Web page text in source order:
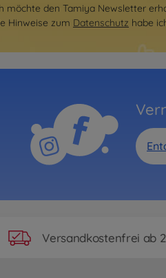
möchte den Tamiya Newsletter
Hinweise zum Datenschutz habe
Versandkostenfrei ab